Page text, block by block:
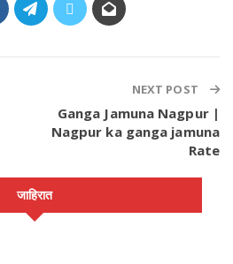
NEXT POST
Ganga Jamuna Nagpur |
Nagpur ka ganga jamuna
Rate
जाहिरात